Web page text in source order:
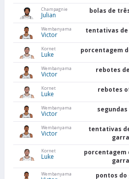
Champagnie
Julian
bolas de
Wembanyama
Victor
tentativas
Kornet
Luke
porcentagem
Wembanyama
Victor
rebotes
Kornet
Luke
rebotes
Wembanyama
Victor
Wembanyama
Victor
tentativas
Kornet
Luke
porcentagem
Wembanyama pontos